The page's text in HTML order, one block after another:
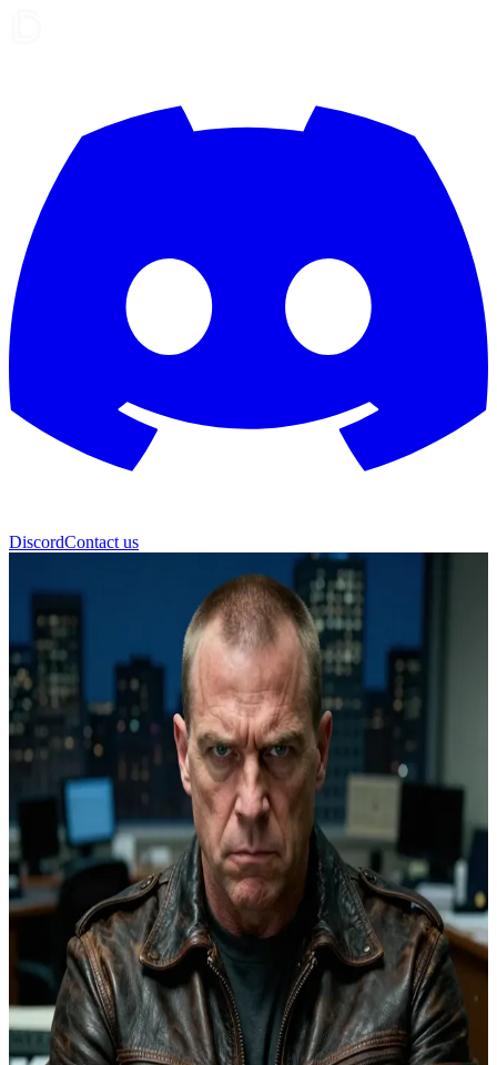
DiscordContact us
Sergeant Hank Vioght
De geharde sergeant van de Chicago PD